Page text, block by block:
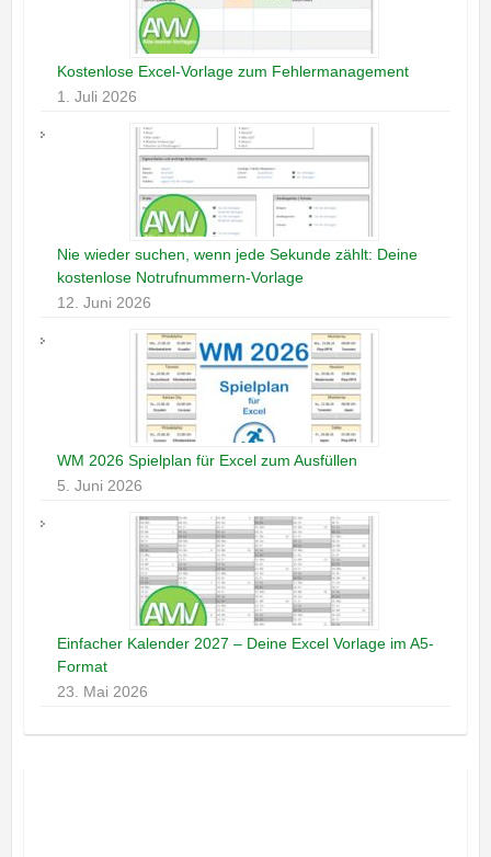
Kostenlose Excel-Vorlage zum Fehlermanagement
1. Juli 2026
Nie wieder suchen, wenn jede Sekunde zählt: Deine
kostenlose Notrufnummern-Vorlage
12. Juni 2026
WM 2026 Spielplan für Excel zum Ausfüllen
5. Juni 2026
Einfacher Kalender 2027 – Deine Excel Vorlage im A5-
Format
23. Mai 2026